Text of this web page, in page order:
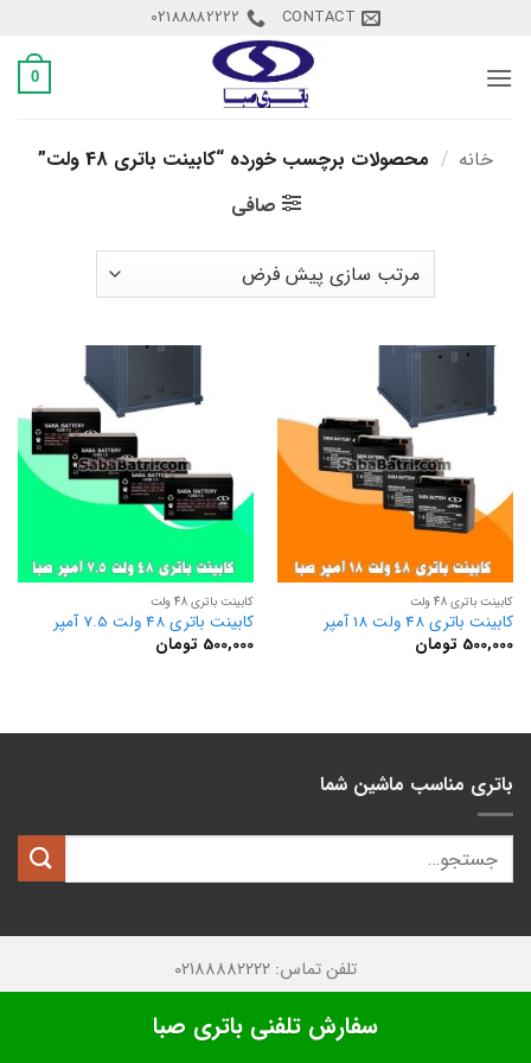
content
CONTACT
02188882222
0
خانه / محصولات برچسب خورده “کابینت باتری 48 ولت”
صافی
کابینت باتری 48 ولت
کابینت باتری 48 ولت 18 آمپر
500,000 تومان
کابینت باتری 48 ولت
کابینت باتری 48 ولت 7.5 آمپر
500,000 تومان
باتری مناسب ماشین شما
تلفن تماس: 02188882222
سفارش تلفنی باتری صبا